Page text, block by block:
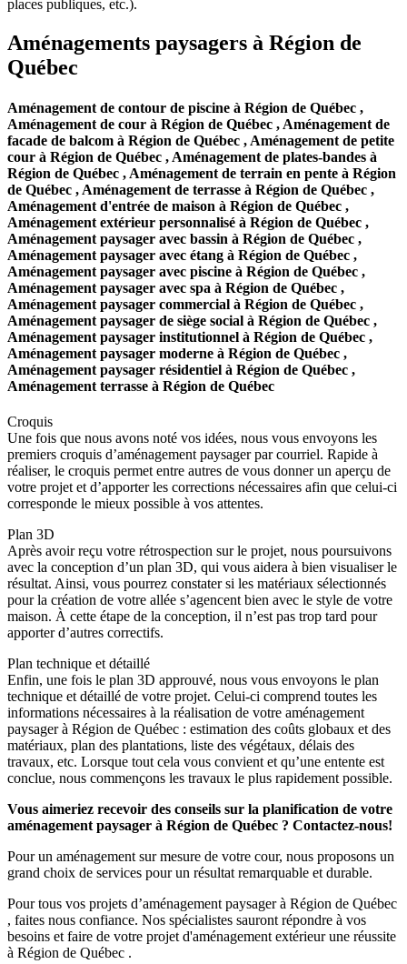
places publiques, etc.).
Aménagements paysagers à Région de
Québec
Aménagement de contour de piscine à Région de Québec ,
Aménagement de cour à Région de Québec , Aménagement de
facade de balcom à Région de Québec , Aménagement de petite
cour à Région de Québec , Aménagement de plates-bandes à
Région de Québec , Aménagement de terrain en pente à Région
de Québec , Aménagement de terrasse à Région de Québec ,
Aménagement d'entrée de maison à Région de Québec ,
Aménagement extérieur personnalisé à Région de Québec ,
Aménagement paysager avec bassin à Région de Québec ,
Aménagement paysager avec étang à Région de Québec ,
Aménagement paysager avec piscine à Région de Québec ,
Aménagement paysager avec spa à Région de Québec ,
Aménagement paysager commercial à Région de Québec ,
Aménagement paysager de siège social à Région de Québec ,
Aménagement paysager institutionnel à Région de Québec ,
Aménagement paysager moderne à Région de Québec ,
Aménagement paysager résidentiel à Région de Québec ,
Aménagement terrasse à Région de Québec
Croquis
Une fois que nous avons noté vos idées, nous vous envoyons les
premiers croquis d’aménagement paysager par courriel. Rapide à
réaliser, le croquis permet entre autres de vous donner un aperçu de
votre projet et d’apporter les corrections nécessaires afin que celui-ci
corresponde le mieux possible à vos attentes.
Plan 3D
Après avoir reçu votre rétrospection sur le projet, nous poursuivons
avec la conception d’un plan 3D, qui vous aidera à bien visualiser le
résultat. Ainsi, vous pourrez constater si les matériaux sélectionnés
pour la création de votre allée s’agencent bien avec le style de votre
maison. À cette étape de la conception, il n’est pas trop tard pour
apporter d’autres correctifs.
Plan technique et détaillé
Enfin, une fois le plan 3D approuvé, nous vous envoyons le plan
technique et détaillé de votre projet. Celui-ci comprend toutes les
informations nécessaires à la réalisation de votre aménagement
paysager à Région de Québec : estimation des coûts globaux et des
matériaux, plan des plantations, liste des végétaux, délais des
travaux, etc. Lorsque tout cela vous convient et qu’une entente est
conclue, nous commençons les travaux le plus rapidement possible.
Vous aimeriez recevoir des conseils sur la planification de votre
aménagement paysager à Région de Québec ? Contactez-nous!
Pour un aménagement sur mesure de votre cour, nous proposons un
grand choix de services pour un résultat remarquable et durable.
Pour tous vos projets d’aménagement paysager à Région de Québec
, faites nous confiance. Nos spécialistes sauront répondre à vos
besoins et faire de votre projet d'aménagement extérieur une réussite
à Région de Québec .